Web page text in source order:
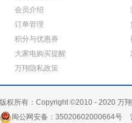
会员介绍
订单管理
积分与优惠券
大家电购买提醒
万翔隐私政策
版权所有：Copyright ©2010 - 2020 万
闽公网安备：35020602000664号